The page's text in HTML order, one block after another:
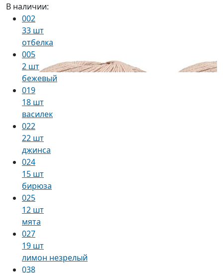
В наличии:
002
33 шт
отбелка
005
2 шт
бежевый
019
18 шт
василек
022
22 шт
джинса
024
15 шт
бирюза
025
12 шт
мята
027
19 шт
лимон незрелый
038